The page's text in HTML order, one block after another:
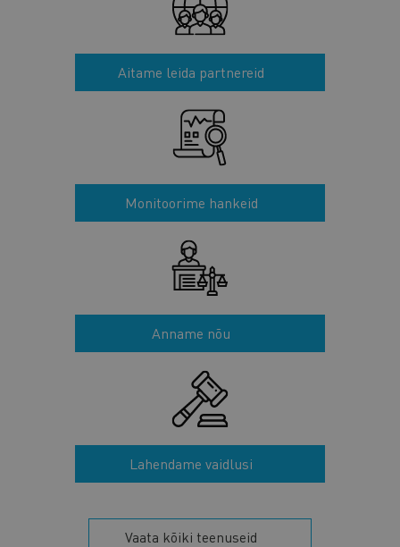
Aitame leida partnereid
Monitoorime hankeid
Anname nõu
Lahendame vaidlusi
Vaata kõiki teenuseid